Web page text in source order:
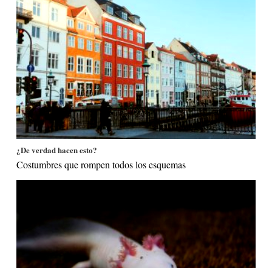
¿De verdad hacen esto?
Costumbres que rompen todos los esquemas